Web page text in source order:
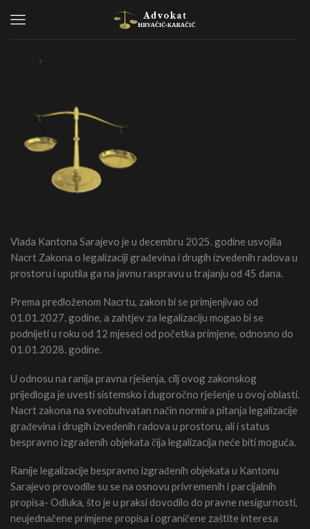
Menu
Vlada Kantona Sarajevo je u decembru 2025. godine usvojila
Nacrt Zakona o legalizaciji građevina i drugih izvedenih radova u
prostoru i uputila ga na javnu raspravu u trajanju od 45 dana.
Prema predloženom Nacrtu, zakon bi se primjenjivao od
01.01.2027. godine, a zahtjev za legalizaciju mogao bi se
podnijeti u roku od 12 mjeseci od početka primjene, odnosno do
01.01.2028. godine.
U odnosu na ranija pravna rješenja, cilj ovog zakonskog
prijedloga je uvesti sistemsko i dugoročno rješenje u ovoj oblasti.
Nacrt zakona na sveobuhvatan način normira pitanja legalizacije
građevina i drugih izvedenih radova u prostoru, ali i status
bespravno izgrađenih objekata čija legalizacija neće biti moguća.
Ranije legalizacije bespravno izgrađenih objekata u Kantonu
Sarajevo provodile su se na osnovu privremenih i parcijalnih
propisa- Odluka, što je u praksi dovodilo do pravne nesigurnosti,
neujednačene primjene propisa i ograničene zaštite interesa